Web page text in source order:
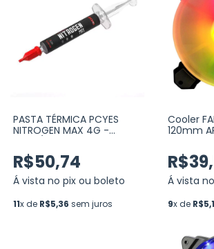
PASTA TÉRMICA PCYES
NITROGEN MAX 4G -
R$50,74
Á vista no pix ou boleto
11x de R$5,36 sem juros
Cooler
120mm
Á vista
9x de